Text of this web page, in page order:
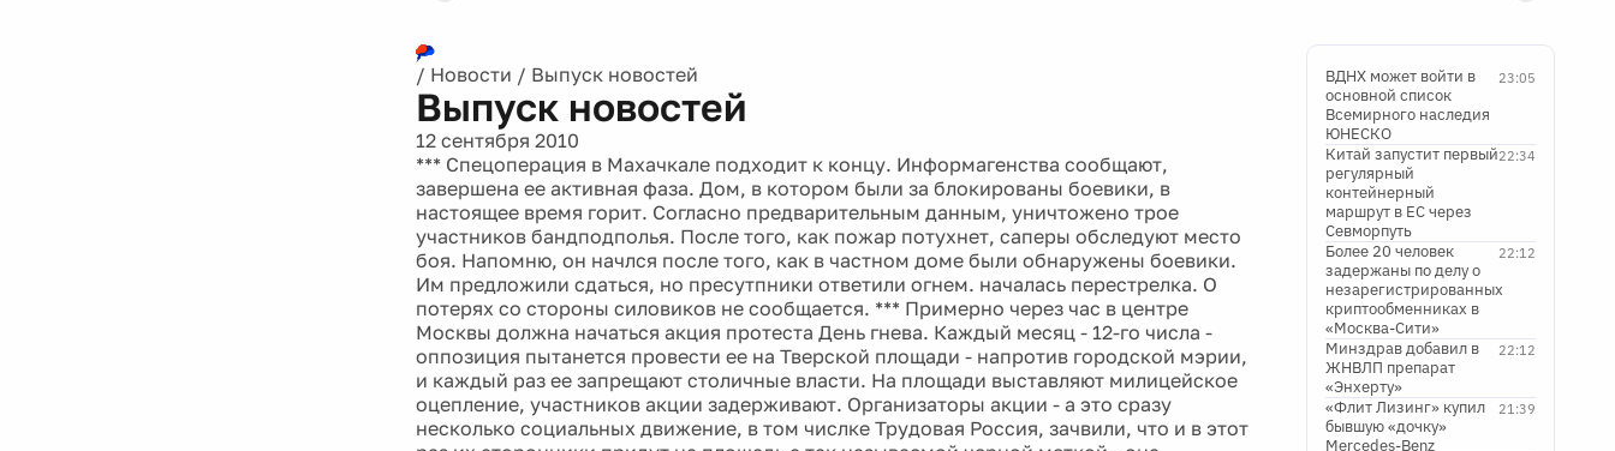
/ Новости / Выпуск новостей
Выпуск новостей
12 сентября 2010
*** Спецоперация в Махачкале подходит к концу. Информагенства сообщают,
завершена ее активная фаза. Дом, в котором были за блокированы боевики, в
настоящее время горит. Согласно предварительным данным, уничтожено трое
участников бандподполья. После того, как пожар потухнет, саперы обследуют место
боя. Напомню, он начлся после того, как в частном доме были обнаружены боевики.
Им предложили сдаться, но пресутпники ответили огнем. началась перестрелка. О
потерях со стороны силовиков не сообщается. *** Примерно через час в центре
Москвы должна начаться акция протеста День гнева. Каждый месяц - 12-го числа -
оппозиция пытанется провести ее на Тверской площади - напротив городской мэрии,
и каждый раз ее запрещают столичные власти. На площади выставляют милицейское
оцепление, участников акции задерживают. Организаторы акции - а это сразу
несколько социальных движение, в том числке Трудовая Россия, зачвили, что и в этот
23:05
ВДНХ может войти в
основной список
Всемирного наследия
ЮНЕСКО
22:34
Китай запустит первый
регулярный
контейнерный
маршрут в ЕС через
Севморпуть
22:12
Более 20 человек
задержаны по делу о
незарегистрированных
криптообменниках в
«Москва-Сити»
22:12
Минздрав добавил в
ЖНВЛП препарат
«Энхерту»
21:39
«Флит Лизинг» купил
бывшую «дочку»
Mercedes-Benz